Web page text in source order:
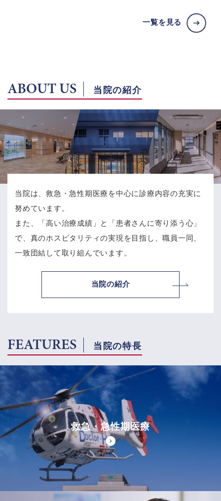
一覧を見る
ABOUT US 当院の紹介
当院は、救急・急性期医療を中心に診療内容の充実に
努めています。
また、「高い治療成績」と「患者さんに寄り添う心」
で、 真のホスピタリティの実現を目指し、職員一同、
一致団結して取り組んでいます。
当院の紹介
FEATURES 当院の特長
救急・急性期医療